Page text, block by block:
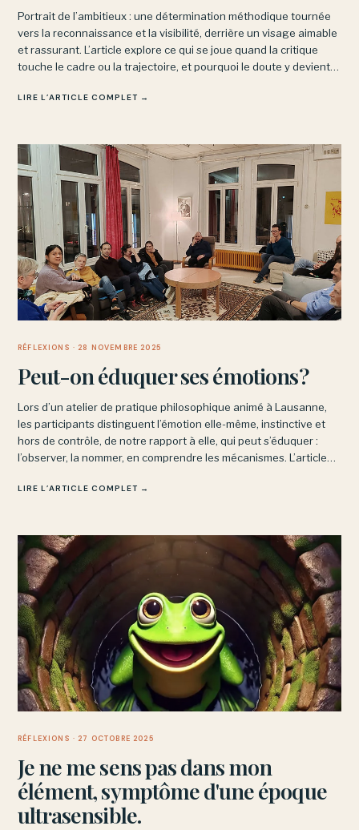
Portrait de l’ambitieux : une détermination méthodique tournée
vers la reconnaissance et la visibilité, derrière un visage aimable
et rassurant. L’article explore ce qui se joue quand la critique
touche le cadre ou la trajectoire, et pourquoi le doute y devient
LIRE L’ARTICLE COMPLET →
RÉFLEXIONS · 28 NOVEMBRE 2025
Peut-on éduquer ses émotions?
Lors d’un atelier de pratique philosophique animé à Lausanne,
les participants distinguent l’émotion elle-même, instinctive et
hors de contrôle, de notre rapport à elle, qui peut s’éduquer :
l’observer, la nommer, en comprendre les mécanismes. L’article
LIRE L’ARTICLE COMPLET →
RÉFLEXIONS · 27 OCTOBRE 2025
Je ne me sens pas dans mon
élément, symptôme d'une époque
ultrasensible.